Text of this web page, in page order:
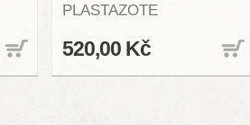
PLASTAZOTE
520,00 Kč